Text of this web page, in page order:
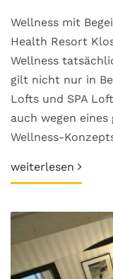
Wellness mit
Health Resort
Wellness
gilt nicht nur in
Lofts und SPA
auch wegen
Wellness-
weiterlesen